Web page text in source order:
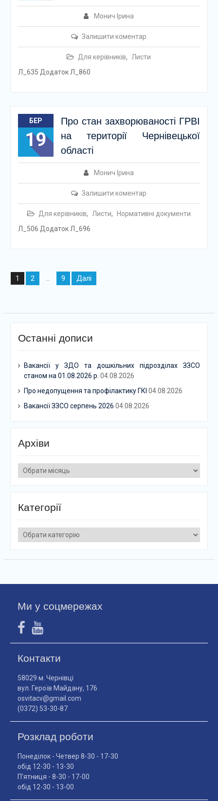
Монич Ірина
Залишити коментар
Для керівників, Листи
Л_635 Додаток Л_860
БЕР
19
Про стан захворюваності ГРВІ
на території Чернівецької
області
Монич Ірина
Залишити коментар
Для керівників, Листи,
Нормативні документи
Л_506 Додаток Л_696
Навігація
записів
1 2 … 9 Далі
Останні дописи
Вакансії у ЗДО та дошкільних підрозділах ЗЗСО
станом на 01.08.2026 р. 04.08.2026
Про недопущення та профілактику ГКІ 04.08.2026
Вакансії ЗЗСО серпень 2026 04.08.2026
Архіви
Архіви
Категорії
Категорії
Ми у соцмережах
Контакти
58029 м. Чернівці
вул. Героїв Майдану, 176
osvitacv@gmail.com
(0372) 53-30-87
Розклад роботи
Понеділок - Четвер 8-30 - 17-30
обід 12-30 - 13-30
П'ятниця - 8-30 - 17-00
обід 12-30 - 13-00